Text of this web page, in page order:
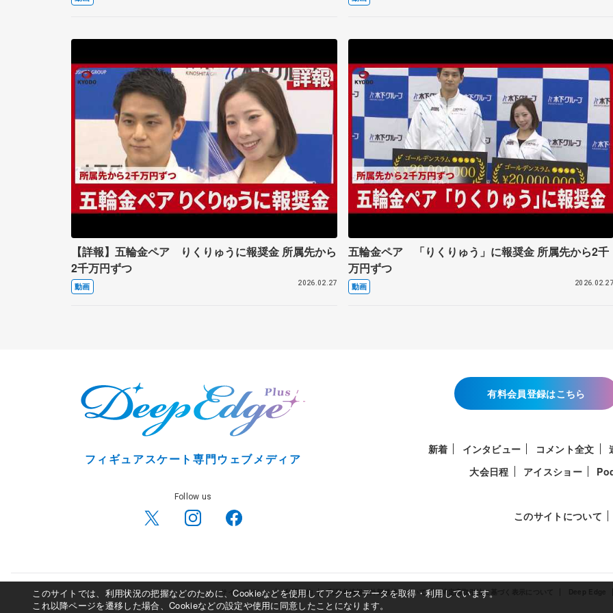
【詳報】五輪金ペア りくりゅうに報奨金 所属先から
2千万円ずつ
動画 2026.02.27
五輪金ペア 「りくりゅう」に報奨金 所属先から2千
万円ずつ
動画
フィギュアスケート専門ウェブメディア
Follow us
有料会員登録はこちら
新着 インタビュー コメント全文
大会日程
アイスショー
このサイトについて
サイトポリシー 利用規約 利用者情報の外部送信について 特定商取引法に基づく表示について
このサイトでは、利用状況の把握などのために、Cookieなどを使用してアクセスデータを取得・利用しています。
これ以降ページを遷移した場合、Cookieなどの設定や使用に同意したことになります。